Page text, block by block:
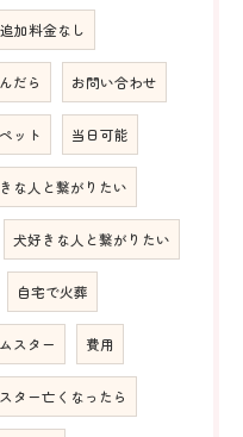
追加料金なし
だら お問い合わせ
ット 当日可能
な人と繋がりたい
犬好きな人と繋がりたい
自宅で火葬
スター 費用
ター亡くなったら